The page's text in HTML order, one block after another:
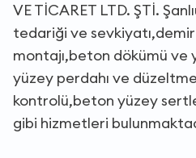
VE TİCARET LTD. ŞTİ.
tedariği ve
montajı,beton dökümü
yüzey perdahı ve
kontrolü,beton yüzey
gibi hizmetleri